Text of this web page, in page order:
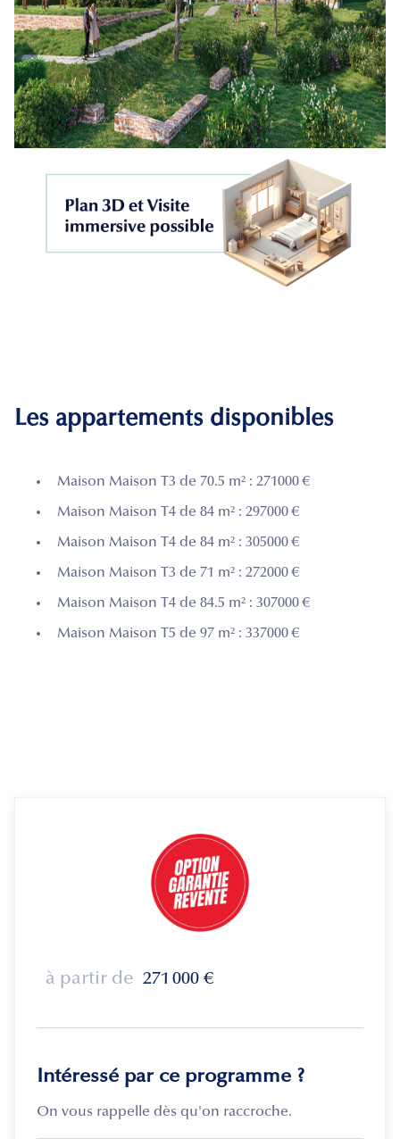
Les appartements disponibles
Maison Maison T3 de 70.5 m² : 271000 €
Maison Maison T4 de 84 m² : 297000 €
Maison Maison T4 de 84 m² : 305000 €
Maison Maison T3 de 71 m² : 272000 €
Maison Maison T4 de 84.5 m² : 307000 €
Maison Maison T5 de 97 m² : 337000 €
à partir de 271 000 €
Intéressé par ce programme ?
On vous rappelle dès qu'on raccroche.